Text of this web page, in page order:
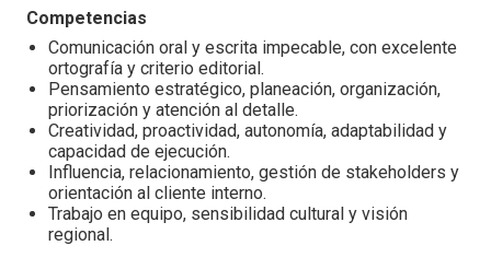
Competencias
Comunicación oral y escrita impecable, con excelente
ortografía y criterio editorial.
Pensamiento estratégico, planeación, organización,
priorización y atención al detalle.
Creatividad, proactividad, autonomía, adaptabilidad y
capacidad de ejecución.
Influencia, relacionamiento, gestión de stakeholders y
orientación al cliente interno.
Trabajo en equipo, sensibilidad cultural y visión
regional.